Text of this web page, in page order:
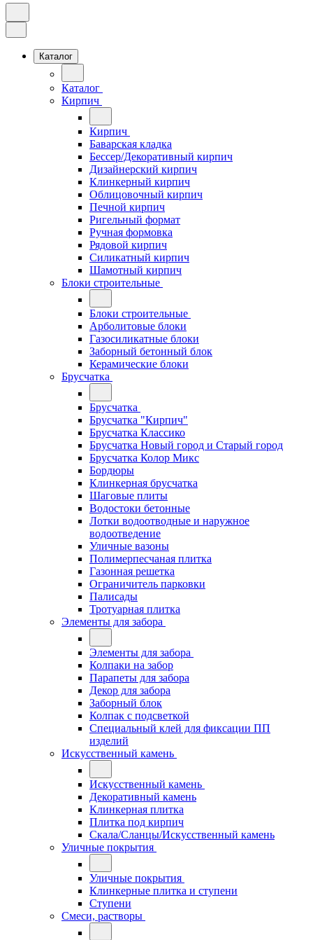
Каталог
Каталог
Кирпич
Кирпич
Баварская кладка
Бессер/Декоративный кирпич
Дизайнерский кирпич
Клинкерный кирпич
Облицовочный кирпич
Печной кирпич
Ригельный формат
Ручная формовка
Рядовой кирпич
Силикатный кирпич
Шамотный кирпич
Блоки строительные
Блоки строительные
Арболитовые блоки
Газосиликатные блоки
Заборный бетонный блок
Керамические блоки
Брусчатка
Брусчатка
Брусчатка "Кирпич"
Брусчатка Классико
Брусчатка Новый город и Старый город
Брусчатка Колор Микс
Бордюры
Клинкерная брусчатка
Шаговые плиты
Водостоки бетонные
Лотки водоотводные и наружное
водоотведение
Уличные вазоны
Полимерпесчаная плитка
Газонная решетка
Ограничитель парковки
Палисады
Тротуарная плитка
Элементы для забора
Элементы для забора
Колпаки на забор
Парапеты для забора
Декор для забора
Заборный блок
Колпак с подсветкой
Специальный клей для фиксации ПП
изделий
Искусственный камень
Искусственный камень
Декоративный камень
Клинкерная плитка
Плитка под кирпич
Скала/Сланцы/Искусственный камень
Уличные покрытия
Уличные покрытия
Клинкерные плитка и ступени
Ступени
Смеси, растворы